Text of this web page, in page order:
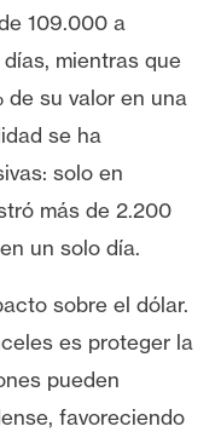
109.000 a
mientras que
de su valor en una
se ha
solo en
más de 2.200
un solo día.
sobre el dólar.
es proteger la
pueden
favoreciendo